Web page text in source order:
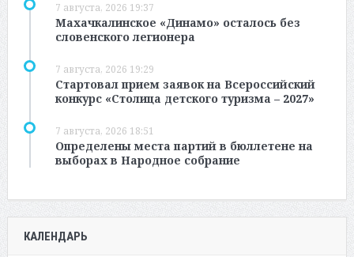
7 августа, 2026 19:37
Махачкалинское «Динамо» осталось без
словенского легионера
7 августа, 2026 19:29
Стартовал прием заявок на Всероссийский
конкурс «Столица детского туризма – 2027»
7 августа, 2026 18:51
Определены места партий в бюллетене на
выборах в Народное собрание
КАЛЕНДАРЬ